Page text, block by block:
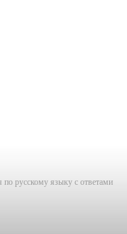
по русскому языку с ответами